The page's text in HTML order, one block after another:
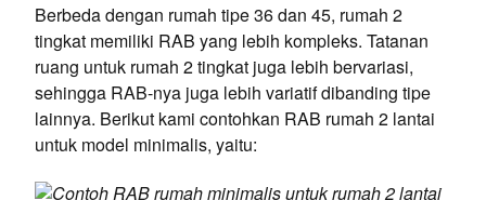
Berbeda dengan rumah tipe 36 dan 45, rumah 2
tingkat memiliki RAB yang lebih kompleks. Tatanan
ruang untuk rumah 2 tingkat juga lebih bervariasi,
sehingga RAB-nya juga lebih variatif dibanding tipe
lainnya. Berikut kami contohkan RAB rumah 2 lantai
untuk model minimalis, yaitu: